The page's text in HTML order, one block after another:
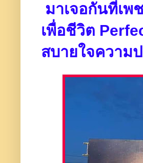
มาเจอกันที่เ
เพื่อชีวิต
สบายใจความ